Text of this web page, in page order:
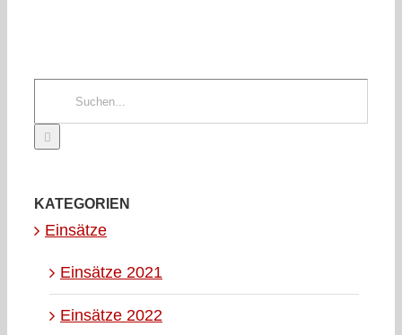
KATEGORIEN
Einsätze
Einsätze 2021
Einsätze 2022